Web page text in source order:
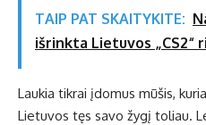
TAIP PAT SKAITYKITE:
išrinkta Lietuvos „CS2“
Laukia tikrai įdomus mūšis,
Lietuvos tęs savo žygį toliau.